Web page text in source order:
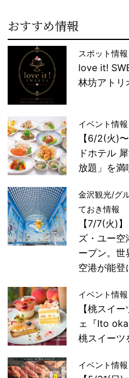
おすすめ情報
スポット情報
love it!
林坊アトリ
イベント情報
【6/2(火)
ドホテル
放題」を満
金沢観光/グ
ておき情報
【7/7(火)
ズ・ユー
ープン。世
空港が能登
イベント情報
【桃スイ
ェ『Ito
桃スイーツ
イベント情報